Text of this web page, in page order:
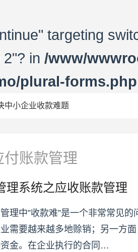
targeting
2"? in /www/
plural-forms.php
中小企业收款难题
账款管理
理系统之应收账款管理
理中”收款难”是一个非常常见
需要越来越多地赊销；另一方
金。在企业执行的合同…